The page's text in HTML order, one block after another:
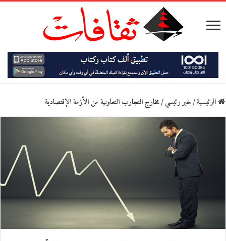
الرئيسية/خبر رئيسي/مخارج التجارب التعاونية من الأزمة الإقتصادية